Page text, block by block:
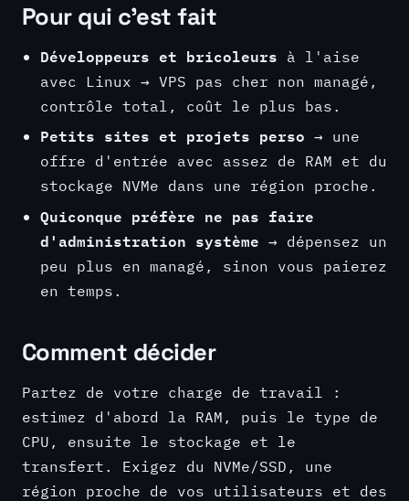
Pour qui c'est fait
Développeurs et bricoleurs à l'aise
avec Linux → VPS pas cher non managé,
contrôle total, coût le plus bas.
Petits sites et projets perso → une
offre d'entrée avec assez de RAM et du
stockage NVMe dans une région proche.
Quiconque préfère ne pas faire
d'administration système → dépensez un
peu plus en managé, sinon vous paierez
en temps.
Comment décider
Partez de votre charge de travail :
estimez d'abord la RAM, puis le type de
CPU, ensuite le stockage et le
transfert. Exigez du NVMe/SSD, une
région proche de vos utilisateurs et des